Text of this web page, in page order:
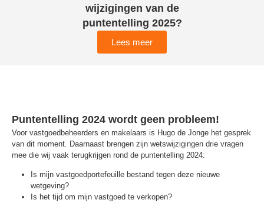
wijzigingen van de
puntentelling 2025?
Lees meer
Puntentelling 2024 wordt geen probleem!
Voor vastgoedbeheerders en makelaars is Hugo de Jonge het gesprek
van dit moment. Daarnaast brengen zijn wetswijzigingen drie vragen
mee die wij vaak terugkrijgen rond de puntentelling 2024:
Is mijn vastgoedportefeuille bestand tegen deze nieuwe
wetgeving?
Is het tijd om mijn vastgoed te verkopen?